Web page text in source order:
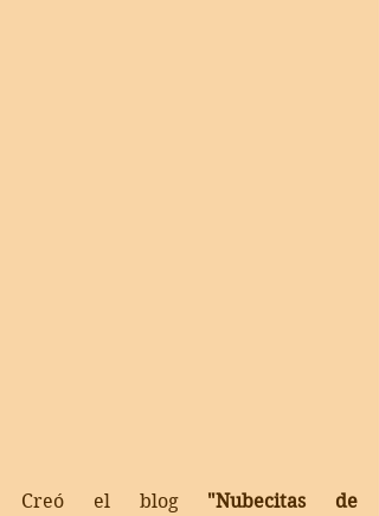
Creó el blog "Nubecitas de